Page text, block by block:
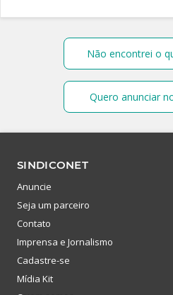
Não encontrei o
Quero anunciar
SINDICONET
Anuncie
Seja um parceiro
Contato
Imprensa e Jornalismo
Cadastre-se
Mídia Kit